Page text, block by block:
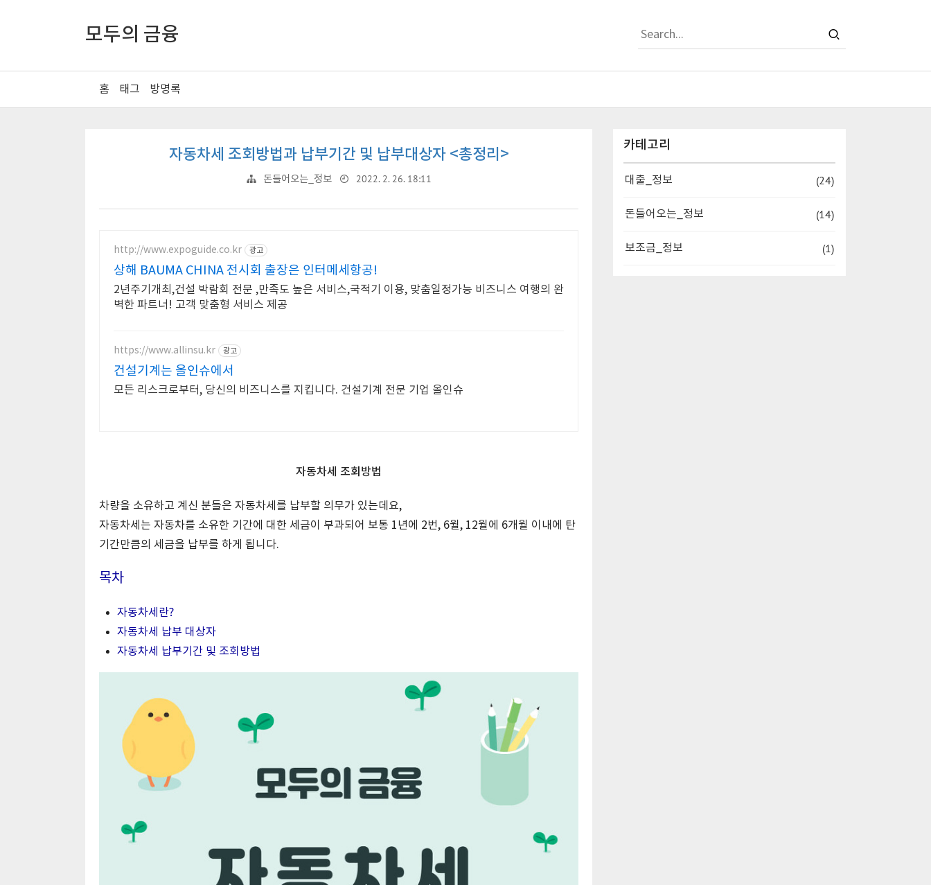
모두의 금융
홈 태그 방명록
자동차세 조회방법과 납부기간 및 납부대상자 <총정리>
돈들어오는_정보 2022. 2. 26. 18:11
http://www.expoguide.co.kr 광고
상해 BAUMA CHINA 전시회 출장은 인터메세항공!
2년주기개최,건설 박람회 전문 ,만족도 높은 서비스,국적기 이용, 맞춤일정가능 비즈니스 여행의 완
벽한 파트너! 고객 맞춤형 서비스 제공
https://www.allinsu.kr 광고
건설기계는 올인슈에서
모든 리스크로부터, 당신의 비즈니스를 지킵니다. 건설기계 전문 기업 올인슈
자동차세 조회방법
차량을 소유하고 계신 분들은 자동차세를 납부할 의무가 있는데요,
자동차세는 자동차를 소유한 기간에 대한 세금이 부과되어 보통 1년에 2번, 6월, 12월에 6개월 이내에 탄
기간만큼의 세금을 납부를 하게 됩니다.
목차
자동차세란?
자동차세 납부 대상자
자동차세 납부기간 및 조회방법
카테고리
대출_정보 (24)
돈들어오는_정보 (14)
보조금_정보 (1)